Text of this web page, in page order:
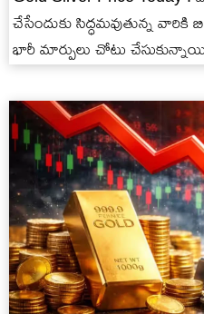
చేసేందుకు సిద్ధమవుతున్న వారికి
భారీ మార్పులు చోటు